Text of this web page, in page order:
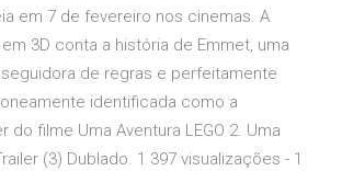
em 7 de fevereiro nos cinemas. A
3D conta a história de Emmet, uma
de regras e perfeitamente
identificada como a
do filme Uma Aventura LEGO 2. Uma
(3) Dublado. 1 397 visualizações - 1